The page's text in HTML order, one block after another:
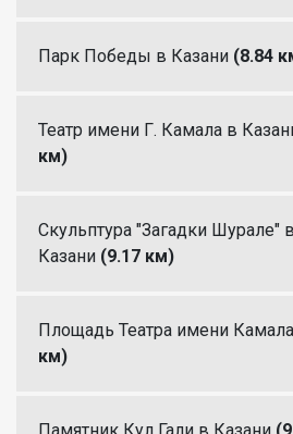
Парк Победы в Казани (8.84
Театр имени Г. Камала в
км)
Скульптура "Загадки Шурале" в
Казани (9.17 км)
Площадь Театра имени Камала
км)